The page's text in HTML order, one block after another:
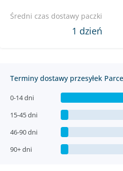
Średni czas dostawy paczki
1 dzień
Terminy dostawy przesyłek
0-14 dni
15-45 dni
46-90 dni
90+ dni